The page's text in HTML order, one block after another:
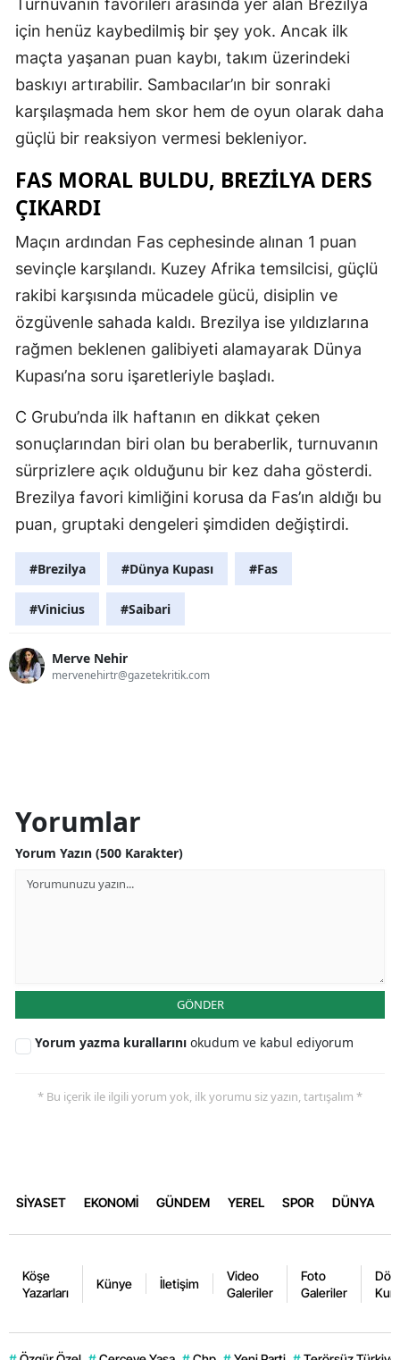
Turnuvanın favorileri arasında yer alan Brezilya
için henüz kaybedilmiş bir şey yok. Ancak ilk
maçta yaşanan puan kaybı, takım üzerindeki
baskıyı artırabilir. Sambacılar’ın bir sonraki
karşılaşmada hem skor hem de oyun olarak daha
güçlü bir reaksiyon vermesi bekleniyor.
FAS MORAL BULDU, BREZILYA DERS
ÇIKARDI
Maçın ardından Fas cephesinde alınan 1 puan
sevinçle karşılandı. Kuzey Afrika temsilcisi, güçlü
rakibi karşısında mücadele gücü, disiplin ve
özgüvenle sahada kaldı. Brezilya ise yıldızlarına
rağmen beklenen galibiyeti alamayarak Dünya
Kupası’na soru işaretleriyle başladı.
C Grubu’nda ilk haftanın en dikkat çeken
sonuçlarından biri olan bu beraberlik, turnuvanın
sürprizlere açık olduğunu bir kez daha gösterdi.
Brezilya favori kimliğini korusa da Fas’ın aldığı bu
puan, gruptaki dengeleri şimdiden değiştirdi.
#Brezilya #Dünya Kupası #Fas
#Vinicius #Saibari
Merve Nehir
mervenehirtr@gazetekritik.com
Yorumlar
Yorum Yazın (500 Karakter)
GÖNDER
Yorum yazma kurallarını okudum ve kabul ediyorum
* Bu içerik ile ilgili yorum yok, ilk yorumu siz yazın, tartışalım *
SİYASET EKONOMİ GÜNDEM YEREL SPOR DÜNYA
Köşe
Yazarları
Künye İletişim
Video
Galeriler
Foto
Galeriler